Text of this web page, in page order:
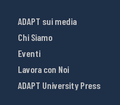
ADAPT sui media
Chi Siamo
Eventi
Lavora con Noi
ADAPT University Press